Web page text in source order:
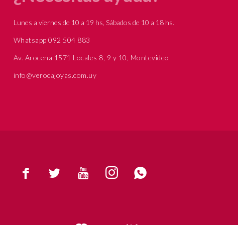
    
Lunes a viernes de 10 a 19 hs, Sábados de 10 a 18 hs.
Whatsapp 092 504 883
Av. Arocena 1571 Locales 8, 9 y 10, Montevideo
info@verocajoyas.com.uy